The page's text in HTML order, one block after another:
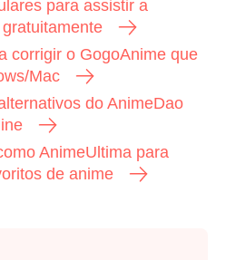
para assistir a
corrigir o GogoAnime que
Mac
do AnimeDao
AnimeUltima para
de anime